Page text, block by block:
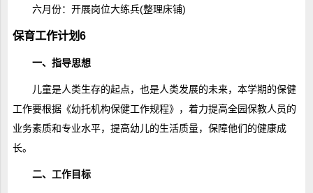
六月份：开展岗位大练兵(整理床铺)
保育工作计划6
一、指导思想
儿童是人类生存的起点，也是人类发展的未来，本学期的保健
工作要根据《幼托机构保健工作规程》，着力提高全园保教人员的
业务素质和专业水平，提高幼儿的生活质量，保障他们的健康成
长。
二、工作目标